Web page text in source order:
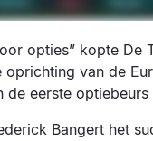
opties” kopte De
van de
eerste optiebeurs
Bangert het